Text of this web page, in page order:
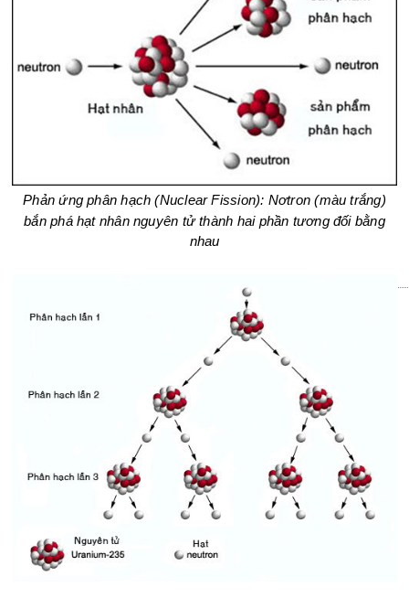
Phản ứng phân hạch (Nuclear Fission): Nơtron (màu trắng)
bắn phá hạt nhân nguyên tử thành hai phần tương đối bằng
nhau​